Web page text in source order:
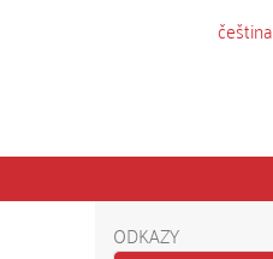
čeština
ODKAZY